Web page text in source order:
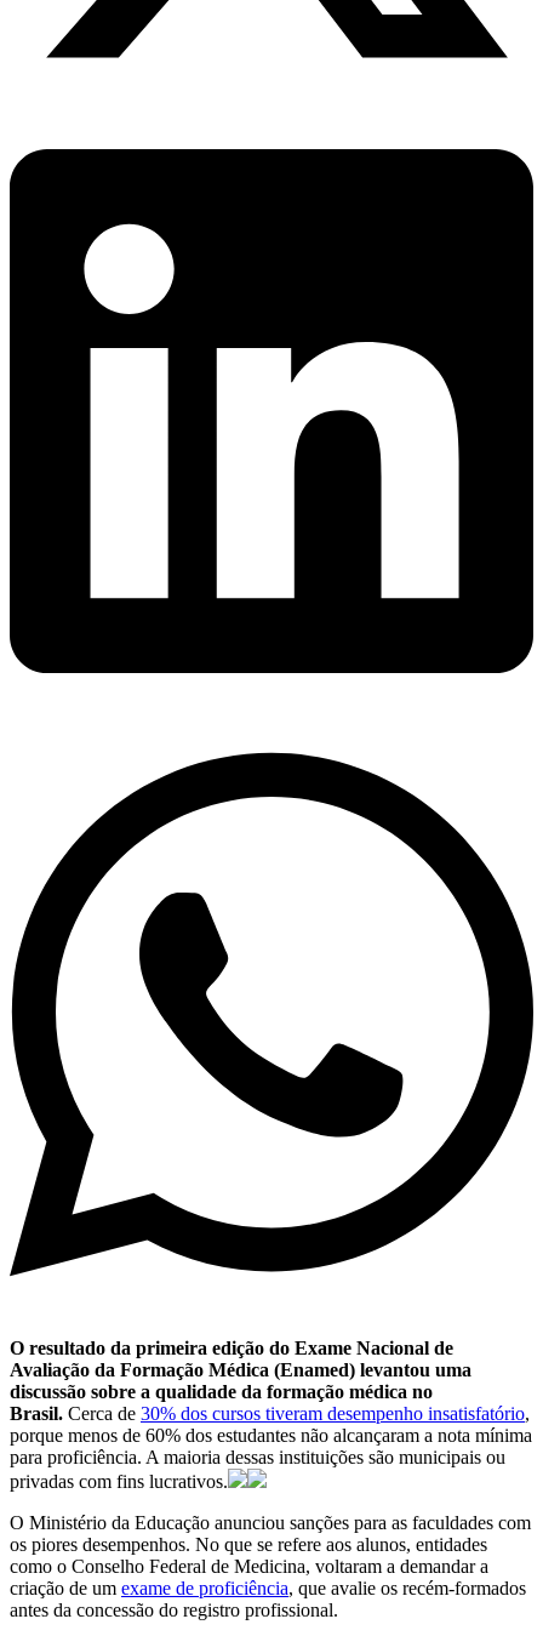
O resultado da primeira edição do Exame Nacional de
Avaliação da Formação Médica (Enamed) levantou uma
discussão sobre a qualidade da formação médica no
Brasil. Cerca de 30% dos cursos tiveram desempenho insatisfatório,
porque menos de 60% dos estudantes não alcançaram a nota mínima
para proficiência. A maioria dessas instituições são municipais ou
privadas com fins lucrativos.
O Ministério da Educação anunciou sanções para as faculdades com
os piores desempenhos. No que se refere aos alunos, entidades
como o Conselho Federal de Medicina, voltaram a demandar a
criação de um exame de proficiência, que avalie os recém-formados
antes da concessão do registro profissional.